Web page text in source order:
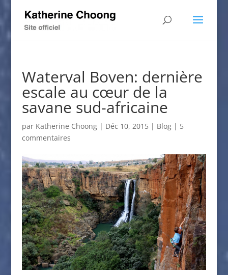
Waterval Boven: dernière
escale au cœur de la
savane sud-africaine
par Katherine Choong| Déc 10, 2015| Blog| 5
commentaires